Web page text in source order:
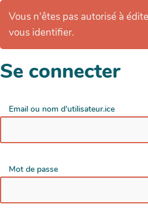
Vous n'êtes pas autorisé à
vous identifier.
Se connecter
Email ou nom d'utilisateur.ice
Mot de passe